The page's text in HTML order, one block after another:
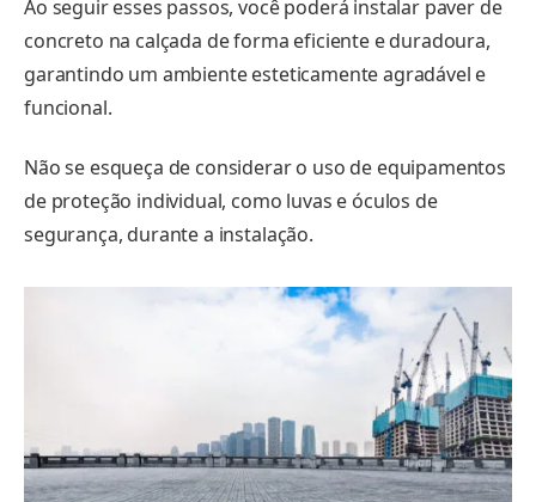
Ao seguir esses passos, você poderá instalar paver de
concreto na calçada de forma eficiente e duradoura,
garantindo um ambiente esteticamente agradável e
funcional.
Não se esqueça de considerar o uso de equipamentos
de proteção individual, como luvas e óculos de
segurança, durante a instalação.